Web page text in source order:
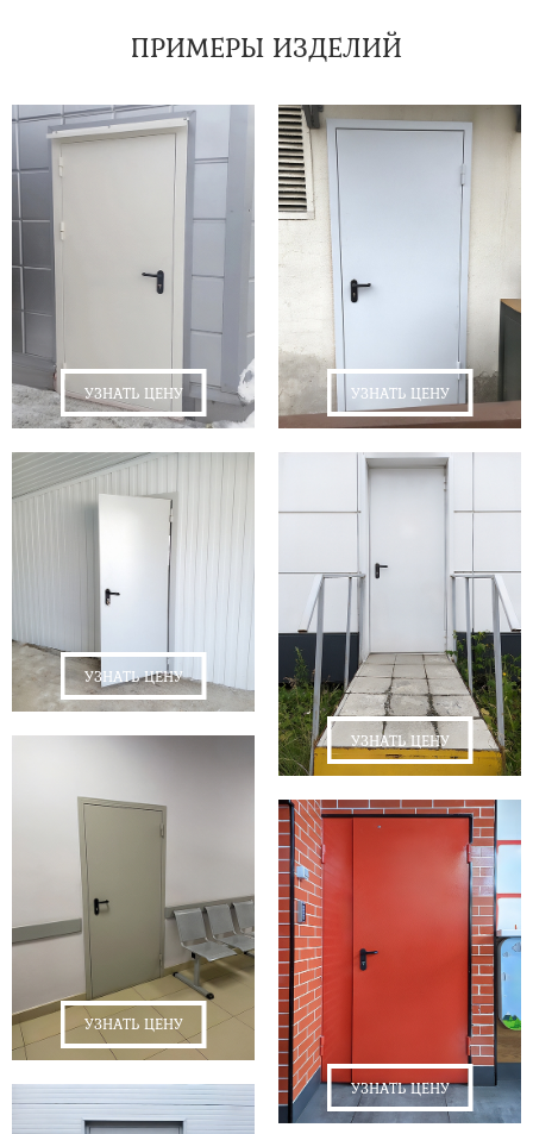
ПРИМЕРЫ ИЗДЕЛИЙ
УЗНАТЬ ЦЕНУ
УЗНАТЬ ЦЕНУ
УЗНАТЬ ЦЕНУ
УЗНАТЬ ЦЕНУ
УЗНАТЬ ЦЕНУ
УЗНАТЬ ЦЕНУ